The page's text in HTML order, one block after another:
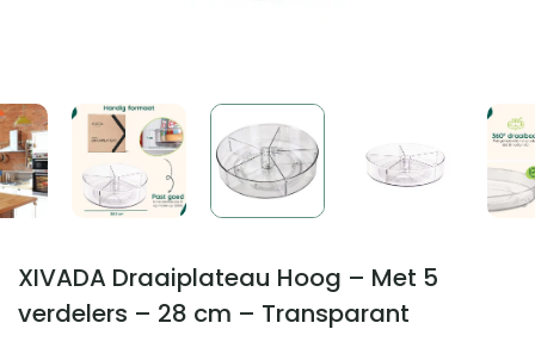
XIVADA Draaiplateau Hoog – Met 5
verdelers – 28 cm – Transparant